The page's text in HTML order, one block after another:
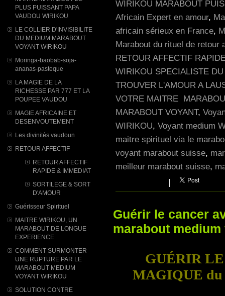
PLUS PUISSANT PAPA
VAUDOU WIRIKOU
LE COLLIER D'INVISIBILITE
DU MEDIUM MARABOUT
VOYANT WIRIKOU
Moringa-baobab-soja-
ananas-pasteque
LA MAGIE DE LA
RICHESSE PAR 777 ET LA
POUPEE VAUDOU
MAGIE AFRICAINE ET
DESENVOUTEMENT
Les divinités vaudoun
RETOUR AFFECTIF
RETOUR AFFECTIF
RAPIDE & IMMEDIAT
SORTILEGE & SORT
D'AMOUR
Guérisseur Spirituel
MAITRE WIRIKOU, UN
MARABOUT DE LONGUE
EXPERIENCE
COMMENT SURMONTER
UNE RUPTURE PAR LE
MARABOUT MEDIUM
VOYANT WIRIKOU
SOLUTION CONTRE
WIRIKOU MARABOUT
Africain Expert en amour,
africain sérieux en France,
Marabout du rituel de retour
RETOUR AFFECTIF
WIRIKOU SPECIALISTE
TROUVER L'AMOUR A
VOTRE MAITRE
MARABOUT VOYANT,
WIRIKOU, Voyant medium
maitre spirituel via le
voyant marabout suisse,
meilleur marabout suisse,
|
Guérir le cancer
marabout
GUÉRIR
MAGIQUE du